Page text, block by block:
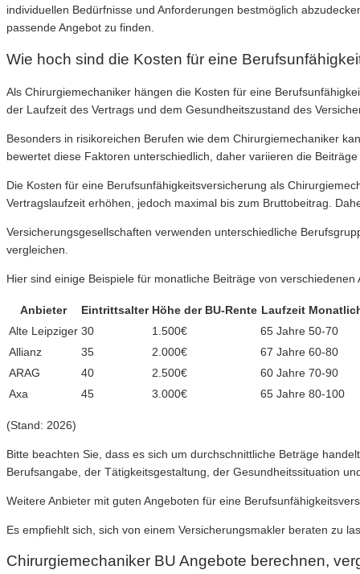
individuellen Bedürfnisse und Anforderungen bestmöglich
passende Angebot zu finden.
Wie hoch sind die Kosten für eine
Als Chirurgiemechaniker hängen die Kosten für eine
der Laufzeit des Vertrags und dem Gesundheitszustand des
Besonders in risikoreichen Berufen wie dem Chirurgiemechaniker
bewertet diese Faktoren unterschiedlich, daher variieren die
Die Kosten für eine Berufsunfähigkeitsversicherung als
Vertragslaufzeit erhöhen, jedoch maximal bis zum Bruttobeitrag.
Versicherungsgesellschaften verwenden unterschiedliche
vergleichen.
Hier sind einige Beispiele für monatliche Beiträge von
Anbieter Eintrittsalter Höhe der BU-Rente Laufzeit
Alte Leipziger 30 1.500€ 65 Jahre 50-70
Allianz
35 2.000€ 67 Jahre 60-80
ARAG
40 2.500€ 60 Jahre 70-90
Axa
45 3.000€ 65 Jahre 80-100
(Stand: 2026)
Bitte beachten Sie, dass es sich um durchschnittliche Beträge
Berufsangabe, der Tätigkeitsgestaltung, der Gesundheitssituation
Weitere Anbieter mit guten Angeboten für eine
Es empfiehlt sich, sich von einem Versicherungsmakler beraten zu
Chirurgiemechaniker BU Angebote berechnen,